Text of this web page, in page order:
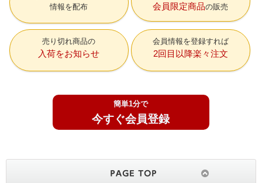
情報を配布 会員限定商品の販売
売り切れ商品の
入荷をお知らせ
会員情報を登録すれば
2回目以降楽々注文
簡単1分で
今すぐ会員登録